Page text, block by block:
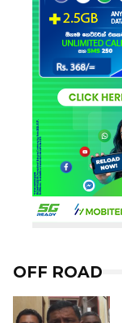
OFF ROAD